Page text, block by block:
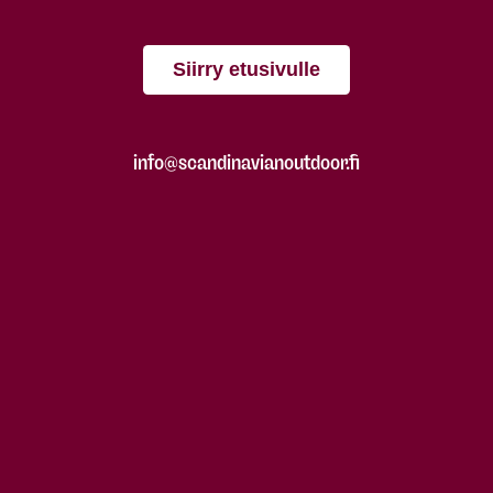
Siirry etusivulle
info@scandinavianoutdoor.fi